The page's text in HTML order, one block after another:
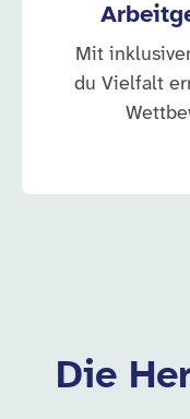
Mit
du Vielfalt
Die